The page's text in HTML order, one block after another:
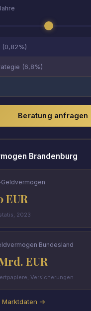
(0,82%)
(6,8%)
Beratung anfragen
Brandenburg
EUR
2023
Bundesland
EUR
Versicherungen
Marktdaten →